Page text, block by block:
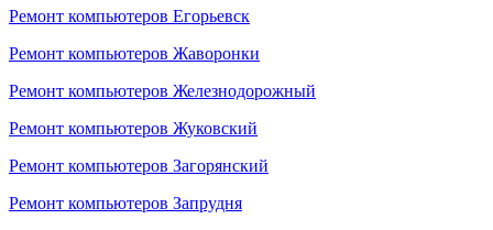
Ремонт компьютеров Егорьевск
Ремонт компьютеров Жаворонки
Ремонт компьютеров Железнодорожный
Ремонт компьютеров Жуковский
Ремонт компьютеров Загорянский
Ремонт компьютеров Запрудня